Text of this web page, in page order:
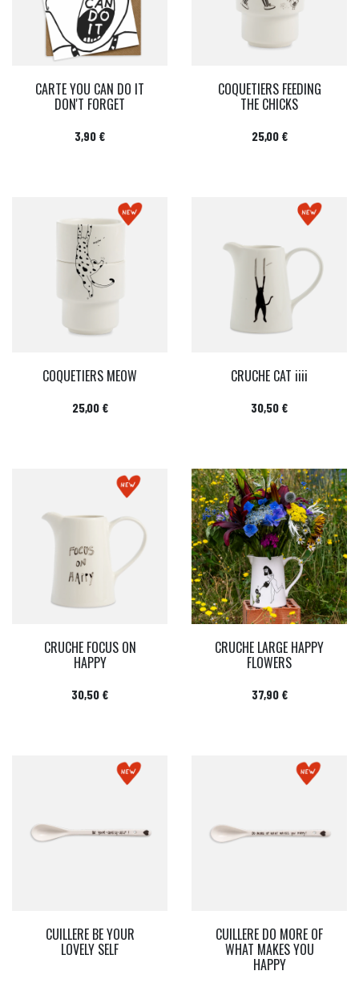
CARTE YOU CAN DO IT
DON'T FORGET
Prix
3,90 €
COQUETIERS FEEDING
THE CHICKS
Prix
25,00 €
COQUETIERS MEOW
Prix
25,00 €
CRUCHE CAT iiii
Prix
30,50 €
CRUCHE FOCUS ON
HAPPY
Prix
30,50 €
CRUCHE LARGE HAPPY
FLOWERS
Prix
37,90 €
CUILLERE BE YOUR
LOVELY SELF
CUILLERE DO MORE OF
WHAT MAKES YOU
HAPPY